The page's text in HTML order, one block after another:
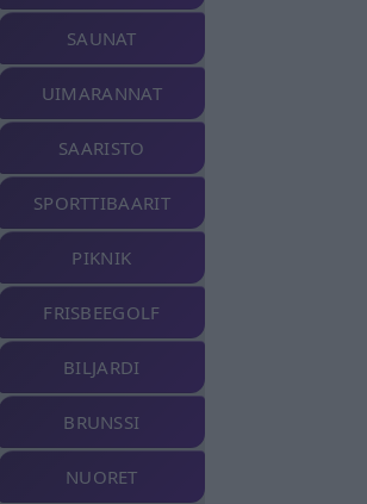
SAUNAT
UIMARANNAT
SAARISTO
SPORTTIBAARIT
PIKNIK
FRISBEEGOLF
BILJARDI
BRUNSSI
NUORET